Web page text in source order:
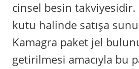
cinsel besin
kutu halinde satışa
Kamagra paket jel
getirilmesi amacıyla bu